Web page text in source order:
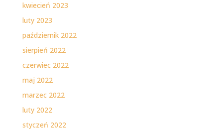
kwiecień 2023
luty 2023
październik 2022
sierpień 2022
czerwiec 2022
maj 2022
marzec 2022
luty 2022
styczeń 2022